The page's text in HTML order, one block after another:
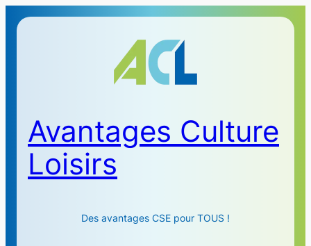
Avantages Culture
Loisirs
Des avantages CSE pour TOUS !